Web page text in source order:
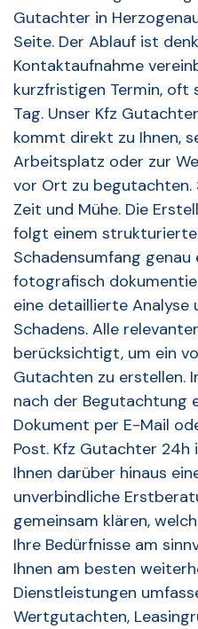
Gutachter in
Seite. Der Ablauf ist
Kontaktaufnahme
kurzfristigen Termin, oft
Tag. Unser Kfz
kommt direkt zu Ihnen,
Arbeitsplatz oder zur
vor Ort zu begutachten.
Zeit und Mühe. Die
folgt einem
Schadensumfang
fotografisch
eine detaillierte Analyse
Schadens. Alle
berücksichtigt, um ein
Gutachten zu erstellen.
nach der Begutachtung
Dokument per E-Mail
Post. Kfz Gutachter
Ihnen darüber hinaus
unverbindliche
gemeinsam klären,
Ihre Bedürfnisse am
Ihnen am besten
Dienstleistungen
Wertgutachten,